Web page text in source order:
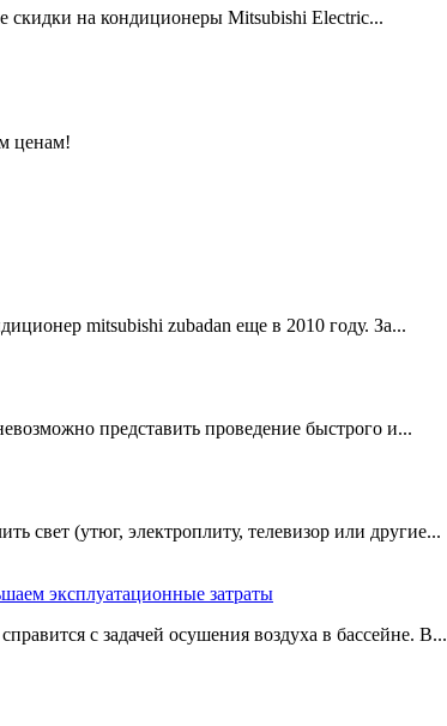
скидки на кондиционеры Mitsubishi Electric...
ценам!
mitsubishi zubadan еще в 2010 году. За...
представить проведение быстрого и...
свет (утюг, электроплиту, телевизор или другие...
эксплуатационные затраты
с задачей осушения воздуха в бассейне. В...